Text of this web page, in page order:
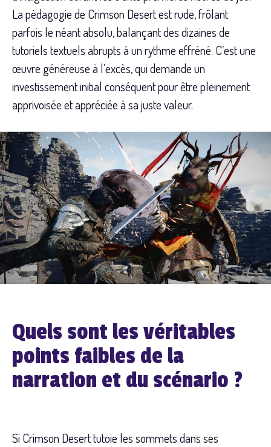
La pédagogie de Crimson Desert est rude, frôlant
parfois le néant absolu, balançant des dizaines de
tutoriels textuels abrupts à un rythme effréné. C’est une
œuvre généreuse à l’excès, qui demande un
investissement initial conséquent pour être pleinement
apprivoisée et appréciée à sa juste valeur.
Quels sont les véritables
points faibles de la
narration et du scénario ?
Si Crimson Desert tutoie les sommets dans ses